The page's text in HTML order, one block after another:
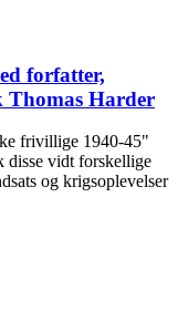
forfatter,
Thomas Harder
frivillige 1940-45"
disse vidt forskellige
og krigsoplevelser